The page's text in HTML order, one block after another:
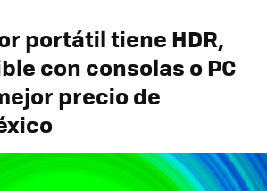
portátil tiene HDR,
con consolas o PC
precio de